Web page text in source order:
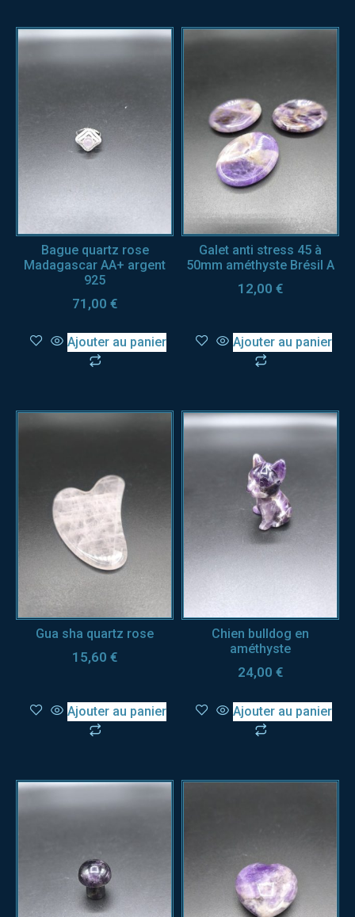
Bague quartz rose
Madagascar AA+ argent
925
71,00 €
Ajouter au panier
Galet anti stress 45 à
50mm améthyste Brésil A
12,00 €
Ajouter au panier
Gua sha quartz rose
15,60 €
Ajouter au panier
Chien bulldog en
améthyste
24,00 €
Ajouter au panier